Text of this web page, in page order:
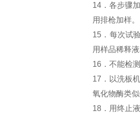
14．各步骤
用排枪加样。
15．每次试
用样品稀释
16．不能检
17．以洗板
氧化物酶类
18．用终止